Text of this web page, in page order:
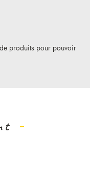
produits pour pouvoir